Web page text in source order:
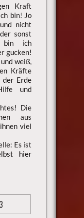
Kraft
bin! Jo
nicht
sonst
bin ich
gucken!
weiß,
Kräfte
der Erde
und
Die
aus
viel
Es ist
hier